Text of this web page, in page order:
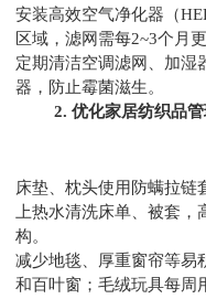
安装高效空气净化器（
区域，滤网需每2~3个月
定期清洁空调滤网、加湿
器，防止霉菌滋生。
2. 优化家居纺织品
床垫、枕头使用防螨拉链
上热水清洗床单、被套，
构。
减少地毯、厚重窗帘等易
和百叶窗；毛绒玩具每周